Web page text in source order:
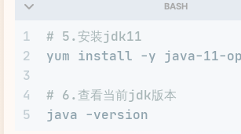
BASH
1
2
3
4
5
# 5.安装jdk11
yum install -y java-11-
# 6.查看当前jdk版本
java -version